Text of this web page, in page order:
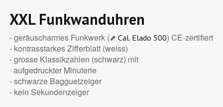
XXL Funkwanduhren
- geräuscharmes Funkwerk (⬈ Cal. Elado 500) CE-zertifiert
- kontrasstarkes Zifferblatt (weiss)
- grosse Klassikzahlen (schwarz) mit
aufgedruckter Minuterie
- schwarze Bagguetzeiger
- kein Sekundenzeiger